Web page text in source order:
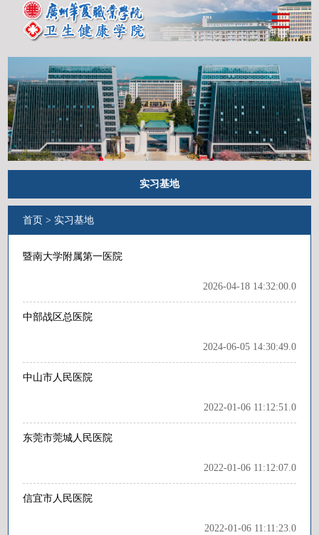
实习基地
首页 > 实习基地
暨南大学附属第一医院
2026-04-18 14:32:00.0
中部战区总医院
2024-06-05 14:30:49.0
中山市人民医院
2022-01-06 11:12:51.0
东莞市莞城人民医院
2022-01-06 11:12:07.0
信宜市人民医院
2022-01-06 11:11:23.0